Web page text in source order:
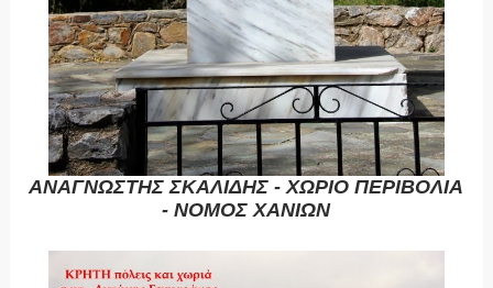
ΑΝΑΓΝΩΣΤΗΣ ΣΚΑΛΙΔΗΣ - ΧΩΡΙΟ ΠΕΡΙΒΟΛΙΑ
- ΝΟΜΟΣ ΧΑΝΙΩΝ